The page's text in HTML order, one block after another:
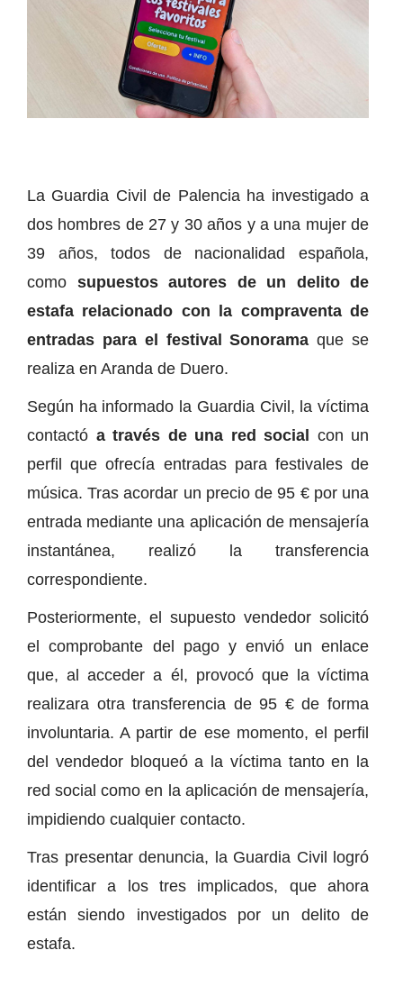
La Guardia Civil de Palencia ha investigado a
dos hombres de 27 y 30 años y a una mujer de
39 años, todos de nacionalidad española,
como supuestos autores de un delito de
estafa relacionado con la compraventa de
entradas para el festival Sonorama que se
realiza en Aranda de Duero.
Según ha informado la Guardia Civil, la víctima
contactó a través de una red social con un
perfil que ofrecía entradas para festivales de
música. Tras acordar un precio de 95 € por una
entrada mediante una aplicación de mensajería
instantánea, realizó la transferencia
correspondiente.
Posteriormente, el supuesto vendedor solicitó
el comprobante del pago y envió un enlace
que, al acceder a él, provocó que la víctima
realizara otra transferencia de 95 € de forma
involuntaria. A partir de ese momento, el perfil
del vendedor bloqueó a la víctima tanto en la
red social como en la aplicación de mensajería,
impidiendo cualquier contacto.
Tras presentar denuncia, la Guardia Civil logró
identificar a los tres implicados, que ahora
están siendo investigados por un delito de
estafa.